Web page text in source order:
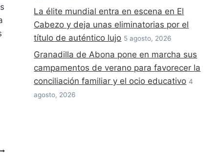
La élite mundial entra en escena en El
Cabezo y deja unas eliminatorias por el
título de auténtico lujo 5 agosto, 2026
Granadilla de Abona pone en marcha sus
campamentos de verano para favorecer la
conciliación familiar y el ocio educativo 4
agosto, 2026